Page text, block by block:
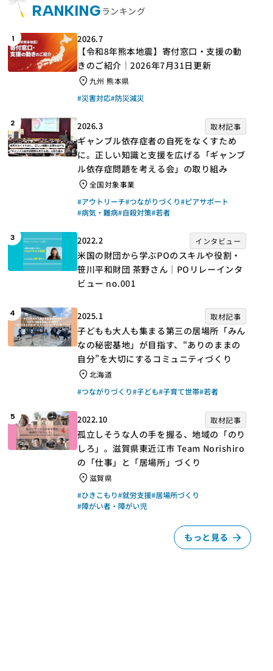
RANKING ランキング
1 2026.7
【令和8年熊本地震】寄付窓口・支援の動
きのご紹介｜2026年7月31日更新
九州 熊本県
#災害対応#防災減災
2 2026.3 取材記事
ギャンブル依存症者の自死をなくすため
に。正しい知識と支援を広げる「ギャンブ
ル依存症問題を考える会」の取り組み
全国対象事業
#アウトリーチ#つながりづくり#ピアサポート
#病気・難病#自殺対策#若者
3 2022.2 インタビュー
米国の財団から学ぶPOのスキルや役割・
笹川平和財団 茶野さん｜POリレーインタ
ビュー no.001
4 2025.1 取材記事
子どもも大人も集まる第三の居場所「みん
なの秘密基地」が目指す、“ありのままの
自分”を大切にするコミュニティづくり
北海道
#つながりづくり#子ども#子育て世帯#若者
5 2022.10 取材記事
孤立しそうな人の手を握る、地域の「のり
しろ」。滋賀県東近江市 Team Norishiro
の「仕事」と「居場所」づくり
滋賀県
#ひきこもり#就労支援#居場所づくり
#障がい者・障がい児
もっと見る